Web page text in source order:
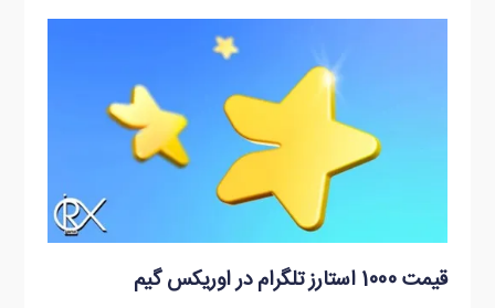
قیمت 1000 استارز تلگرام در اوریکس گیم